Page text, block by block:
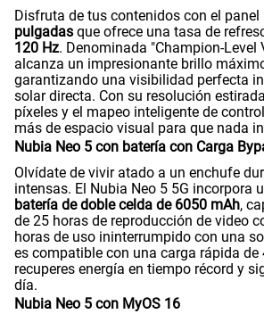
Disfruta de tus contenidos con el panel
pulgadas que ofrece una tasa de
120 Hz. Denominada "Champion-Level
alcanza un impresionante brillo
garantizando una visibilidad perfecta
solar directa. Con su resolución
píxeles y el mapeo inteligente de
más de espacio visual para que nada
Nubia Neo 5 con batería con Carga
Olvídate de vivir atado a un enchufe
intensas. El Nubia Neo 5 5G incorpora
batería de doble celda de 6050 mAh,
de 25 horas de reproducción de video
horas de uso ininterrumpido con una
es compatible con una carga rápida de
recuperes energía en tiempo récord y
día.
Nubia Neo 5 con MyOS 16